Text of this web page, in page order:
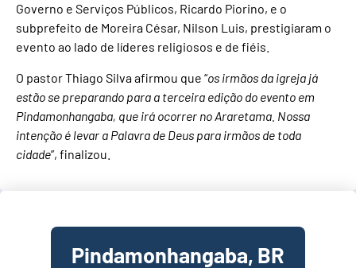
Governo e Serviços Públicos, Ricardo Piorino, e o
subprefeito de Moreira César, Nilson Luis, prestigiaram o
evento ao lado de líderes religiosos e de fiéis.
O pastor Thiago Silva afirmou que “os irmãos da igreja já
estão se preparando para a terceira edição do evento em
Pindamonhangaba, que irá ocorrer no Araretama. Nossa
intenção é levar a Palavra de Deus para irmãos de toda
cidade”, finalizou.
Pindamonhangaba, BR